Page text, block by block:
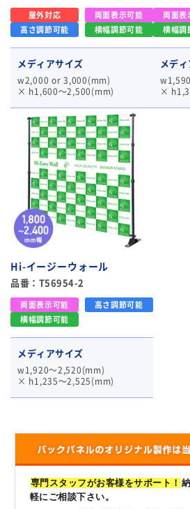
屋外対応
両面表示可能
高さ調節可能
横幅調節可能
メディアサイズ
w2,000 or 3,000(mm)
× h1,600～2,500(mm)
両面表
横幅調
メデ
×
Hi-イージーウォール
品番：T56954-2
両面表示可能
高さ調節可能
横幅調節可能
メディアサイズ
w1,920～2,520(mm)
× h1,235～2,525(mm)
専門スタッフがお客様をサポート！
軽にご相談下さい。